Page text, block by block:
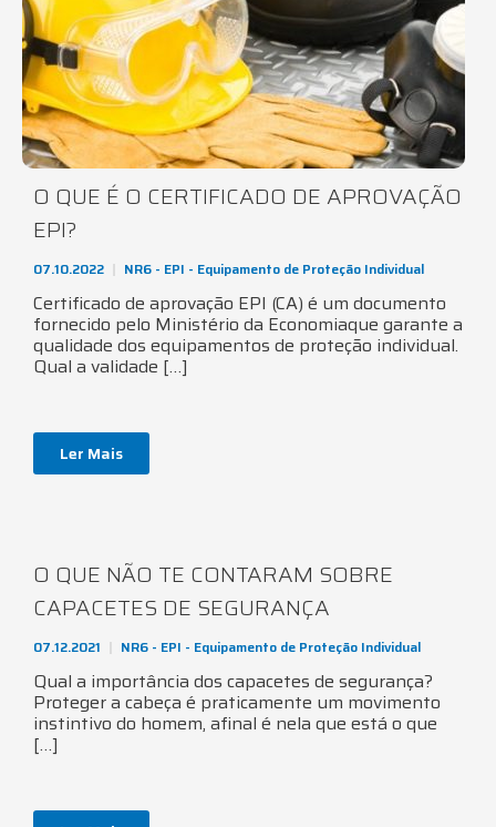
O QUE É O CERTIFICADO DE APROVAÇÃO
EPI?
07.10.2022 NR6 - EPI - Equipamento de Proteção Individual
Certificado de aprovação EPI (CA) é um documento
fornecido pelo Ministério da Economiaque garante a
qualidade dos equipamentos de proteção individual.
Qual a validade […]
Ler Mais
O QUE NÃO TE CONTARAM SOBRE
CAPACETES DE SEGURANÇA
07.12.2021 NR6 - EPI - Equipamento de Proteção Individual
Qual a importância dos capacetes de segurança?
Proteger a cabeça é praticamente um movimento
instintivo do homem, afinal é nela que está o que
[…]